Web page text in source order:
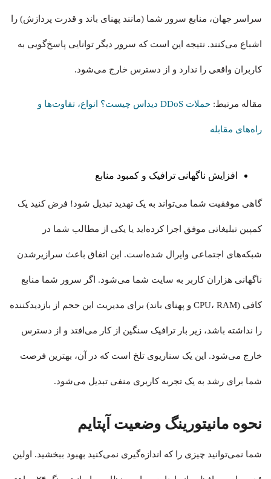
سراسر جهان، منابع سرور شما (مانند پهنای باند و قدرت پردازش) را
اشباع می‌کنند. نتیجه این است که سرور دیگر توانایی پاسخ‌گویی به
کاربران واقعی را ندارد و از دسترس خارج می‌شود.
مقاله مرتبط: حملات DDoS دیداس چیست؟ انواع، تفاوت‌ها و
راه‌های مقابله
افزایش ناگهانی ترافیک و کمبود منابع
گاهی موفقیت شما می‌تواند به یک تهدید تبدیل شود! فرض کنید یک
کمپین تبلیغاتی موفق اجرا کرده‌اید یا یکی از مطالب شما در
شبکه‌های اجتماعی وایرال شده‌است. این اتفاق باعث سرازیرشدن
ناگهانی هزاران کاربر به سایت شما می‌شود. اگر سرور شما منابع
کافی (CPU، RAM و پهنای باند) برای مدیریت این حجم از بازدیدکننده
را نداشته باشد، زیر بار ترافیک سنگین از کار می‌افتد و از دسترس
خارج می‌شود. این یک سناریوی تلخ است که در آن، بهترین فرصت
شما برای رشد به یک تجربه کاربری منفی تبدیل می‌شود.
نحوه مانیتورینگ وضعیت آپتایم
شما نمی‌توانید چیزی را که اندازه‌گیری نمی‌کنید بهبود ببخشید. اولین